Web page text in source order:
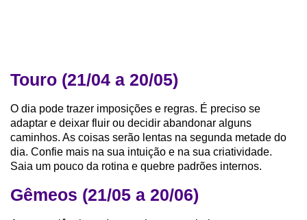
Touro (21/04 a 20/05)
O dia pode trazer imposições e regras. É preciso se
adaptar e deixar fluir ou decidir abandonar alguns
caminhos. As coisas serão lentas na segunda metade do
dia. Confie mais na sua intuição e na sua criatividade.
Saia um pouco da rotina e quebre padrões internos.
Gêmeos (21/05 a 20/06)